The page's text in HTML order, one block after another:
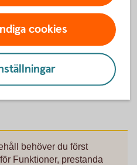
behöver du först
Funktioner, prestanda
cookies